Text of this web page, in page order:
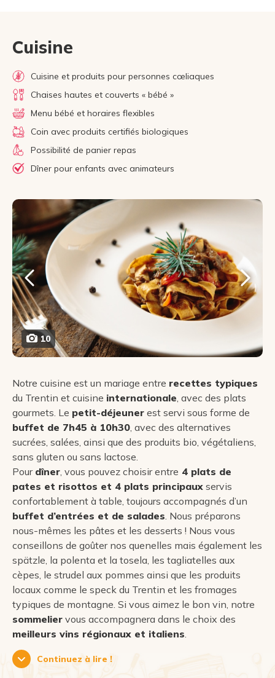
Cuisine
Cuisine et produits pour personnes cœliaques
Chaises hautes et couverts « bébé »
Menu bébé et horaires flexibles
Coin avec produits certifiés biologiques
Possibilité de panier repas
Dîner pour enfants avec animateurs
10
Notre cuisine est un mariage entre recettes typiques
du Trentin et cuisine internationale, avec des plats
gourmets. Le petit-déjeuner est servi sous forme de
buffet de 7h45 à 10h30, avec des alternatives
sucrées, salées, ainsi que des produits bio, végétaliens,
sans gluten ou sans lactose.
Pour dîner, vous pouvez choisir entre 4 plats de
pates et risottos et 4 plats principaux servis
confortablement à table, toujours accompagnés d’un
buffet d’entrées et de salades. Nous préparons
nous-mêmes les pâtes et les desserts ! Nous vous
conseillons de goûter nos quenelles mais également les
spätzle, la polenta et la tosela, les tagliatelles aux
cèpes, le strudel aux pommes ainsi que les produits
locaux comme le speck du Trentin et les fromages
typiques de montagne. Si vous aimez le bon vin, notre
sommelier vous accompagnera dans le choix des
meilleurs vins régionaux et italiens.
Continuez à lire !